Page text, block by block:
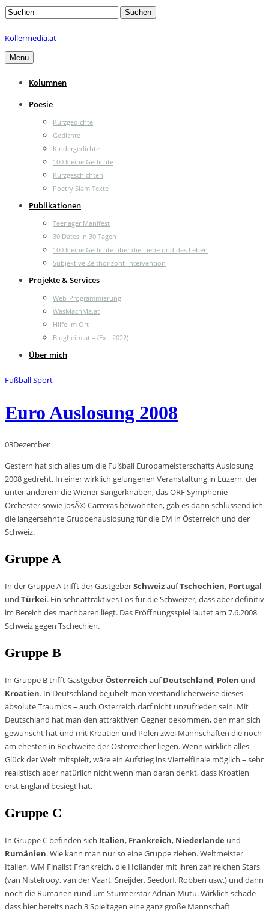
Search
Suchen
Kollermedia.at
Menu
Kolumnen
Poesie
Kurzgedichte
Gedichte
Kindergedichte
100 kleine Gedichte
Kurzgeschichten
Poetry Slam Texte
Publikationen
Teenager Manifest
30 Dates in 30 Tagen
100 kleine Gedichte über die Liebe und das Leben
Subjektive Zeithorizont-Intervention
Projekte & Services
Web-Programmierung
WasMachMa.at
Hilfe im Ort
Blogheim.at – (Exit 2022)
Über mich
FußballSport
Euro Auslosung 2008
03Dezember
Gestern hat sich alles um die Fußball Europameisterschafts Auslosung
2008 gedreht. In einer wirklich gelungenen Veranstaltung in Luzern, der
unter anderem die Wiener Sängerknaben, das ORF Symphonie
Orchester sowie JosÃ© Carreras beiwohnten, gab es dann schlussendlich
die langersehnte Gruppenauslosung für die EM in Österreich und der
Schweiz.
Gruppe A
In der Gruppe A trifft der GastgeberSchweizaufTschechien, Portugal
und Türkei. Ein sehr attraktives Los für die Schweizer, dass aber definitiv
im Bereich des machbaren liegt. Das Eröffnungsspiel lautet am 7.6.2008
Schweiz gegen Tschechien.
Gruppe B
In Gruppe B trifft GastgeberÖsterreich aufDeutschland, Polen und
Kroatien. In Deutschland bejubelt man verständlicherweise dieses
absolute Traumlos – auch Österreich darf nicht unzufrieden sein. Mit
Deutschland hat man den attraktiven Gegner bekommen, den man sich
gewünscht hat und mit Kroatien und Polen zwei Mannschaften die noch
am ehesten in Reichweite der Österreicher liegen. Wenn wirklich alles
Glück der Welt mitspielt, wäre ein Aufstieg ins Viertelfinale möglich – sehr
realistisch aber natürlich nicht wenn man daran denkt, dass Kroatien
erst England besiegt hat.
Gruppe C
In Gruppe C befinden sich Italien, Frankreich, Niederlande und
Rumänien. Wie kann man nur so eine Gruppe ziehen. Weltmeister
Italien, WM Finalist Frankreich, die Holländer mit ihren zahlreichen Stars
(van Nistelrooy, van der Vaart, Sneijder, Seedorf, Robben usw.) und dann
noch die Rumänen rund um Stürmerstar Adrian Mutu. Wirklich schade
dass hier bereits nach 3 Spieltagen eine ganz große Mannschaft